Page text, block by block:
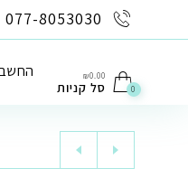
077-8053030
₪0.00
סל קניות 0